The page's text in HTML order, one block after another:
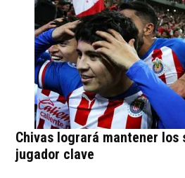
Chivas logrará mantener los
jugador clave